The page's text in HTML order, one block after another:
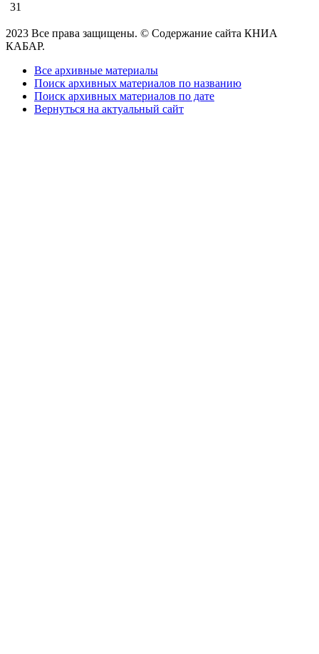
31
2023 Все права защищены. © Содержание сайта КНИА
КАБАР.
Все архивные материалы
Поиск архивных материалов по названию
Поиск архивных материалов по дате
Вернуться на актуальный сайт